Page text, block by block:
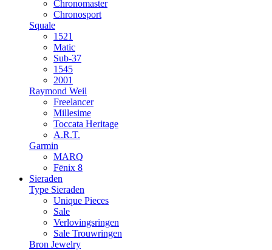
Chronomaster
Chronosport
Squale
1521
Matic
Sub-37
1545
2001
Raymond Weil
Freelancer
Millesime
Toccata Heritage
A.R.T.
Garmin
MARQ
Fēnix 8
Sieraden
Type Sieraden
Unique Pieces
Sale
Verlovingsringen
Sale Trouwringen
Bron Jewelry